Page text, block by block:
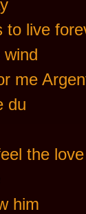
to live
me
du
the
him